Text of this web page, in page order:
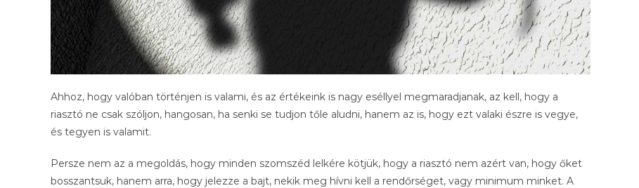
Ahhoz, hogy valóban történjen is valami, és az értékeink is nagy eséllyel megmaradjanak, az kell, hogy a
riasztó ne csak szóljon, hangosan, ha senki se tudjon tőle aludni, hanem az is, hogy ezt valaki észre is vegye,
és tegyen is valamit.
Persze nem az a megoldás, hogy minden szomszéd lelkére kötjük, hogy a riasztó nem azért van, hogy őket
bosszantsuk, hanem arra, hogy jelezze a bajt, nekik meg hívni kell a rendőrséget, vagy minimum minket. A